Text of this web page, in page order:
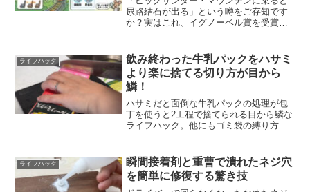
尿路結石が出る」という噂をご存知です
か？実はこれ、イグノーベル賞を受賞し
ク、日常でできる予防法を徹底解説しま
す。
ライフハック
飲み終わった牛乳パックをハサミ
より楽に捨てる切り方が目から
鱗！
ハサミだと面倒な牛乳パックの処理が包
丁を使うと2工程で捨てられる目から鱗な
ライフハック。他にもゴミ袋の縛り方な
ライフハック
瞬間接着剤と重曹で潰れたネジ穴
を簡単に修復する驚き技